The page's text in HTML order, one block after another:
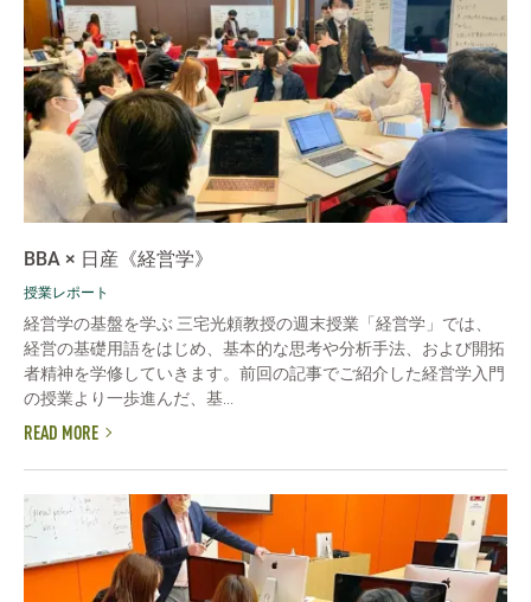
BBA × 日産《経営学》
授業レポート
経営学の基盤を学ぶ 三宅光頼教授の週末授業「経営学」では、
経営の基礎用語をはじめ、基本的な思考や分析手法、および開拓
者精神を学修していきます。前回の記事でご紹介した経営学入門
の授業より一歩進んだ、基...
READ MORE